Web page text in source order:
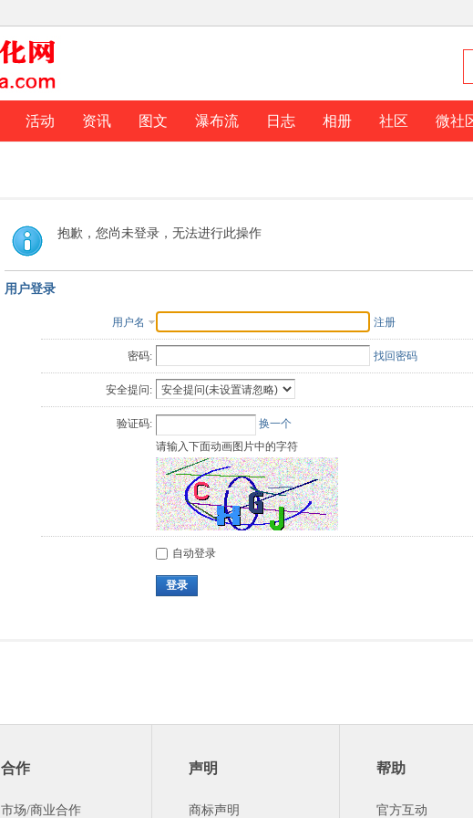
活动 资讯 图文 瀑布流 日志 相册 社区 微社
抱歉，您尚未登录，无法进行此操作
用户登录
用户名 注册
密码: 找回密码
安全提问:
验证码:
换一个
请输入下面动画图片中的字符
自动登录
登录
合作
市场/商业合作
声明
商标声明
帮助
官方互动